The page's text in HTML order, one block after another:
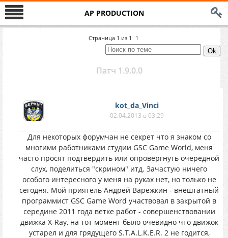
AP PRODUCTION
Страница 1 из 1 1
Патч 1.9.0.0
kot_da_Vinci
02.04.2013 в 03:29
Для некоторых форумчан не секрет что я знаком со
многими работниками студии GSC Game World, меня
часто просят подтвердить или опровергнуть очередной
слух, поделиться "скрином" итд. Зачастую ничего
особого интересного у меня на руках нет, но только не
сегодня. Мой приятель Андрей Варежкин - внештатный
программист GSC Game Word участвовал в закрытой в
середине 2011 года ветке работ - совершенствовании
движка X-Ray, на тот момент было очевидно что движок
устарел и для грядущего S.T.A.L.K.E.R. 2 не годится,